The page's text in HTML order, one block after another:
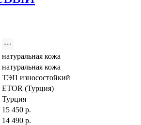
натуральная кожа
натуральная кожа
ТЭП износостойкий
ETOR (Турция)
Турция
15 450 р.
14 490 р.